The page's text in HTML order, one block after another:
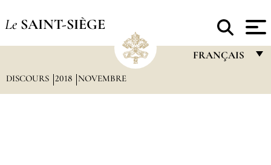
Le SAINT-SIÈGE
FRANÇAIS
DISCOURS 2018 NOVEMBRE